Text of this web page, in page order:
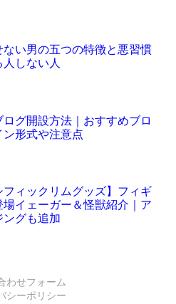
ない男の五つの特徴と悪習慣
人しない人
グ開設方法｜おすすめブロ
ン形式や注意点
フィックリムグッズ】フィギ
場イェーガー＆怪獣紹介｜ア
ングも追加
わせフォーム
シーポリシー